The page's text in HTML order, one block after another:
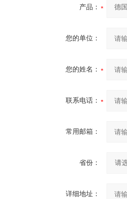
产品：
您的单位：
您的姓名：
联系电话：
常用邮箱：
省份：
详细地址：